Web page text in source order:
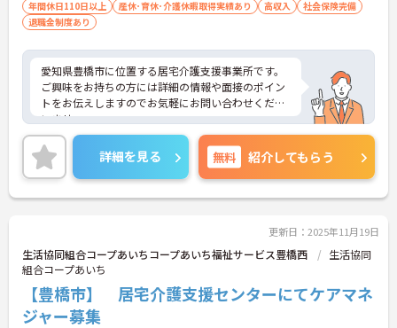
年間休日110日以上
産休･育休･介護休暇取得実績あり 高収入
社会保険完備
退職金制度あり
愛知県豊橋市に位置する居宅介護支援事業所です。
ご興味をお持ちの方には詳細の情報や面接のポイン
トをお伝えしますのでお気軽にお問い合わせくださ
いませ。
詳細を見る 無料 紹介してもらう
更新日：2025年11月19日
生活協同組合コープあいちコープあいち福祉サービス豊橋西
生活協同
組合コープあいち
【豊橋市】 居宅介護支援センターにてケアマネ
ジャー募集